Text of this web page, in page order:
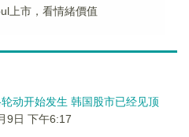
上市，看情緒價值
动开始发生 韩国股市已经见顶
9日 下午6:17